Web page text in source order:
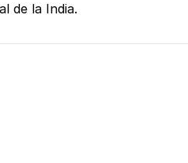
de la India.